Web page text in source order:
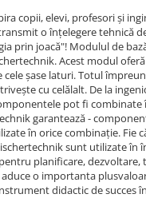
copii, elevi, profesori și
o înțelegere tehnică
prin joacă"! Modulul de
Acest modul
șase laturi. Totul
cu celălalt. De la
pot fi combinate
garantează -
în orice combinație. Fie
sunt utilizate în
planificare, dezvoltare,
o importanta
didactic de succes